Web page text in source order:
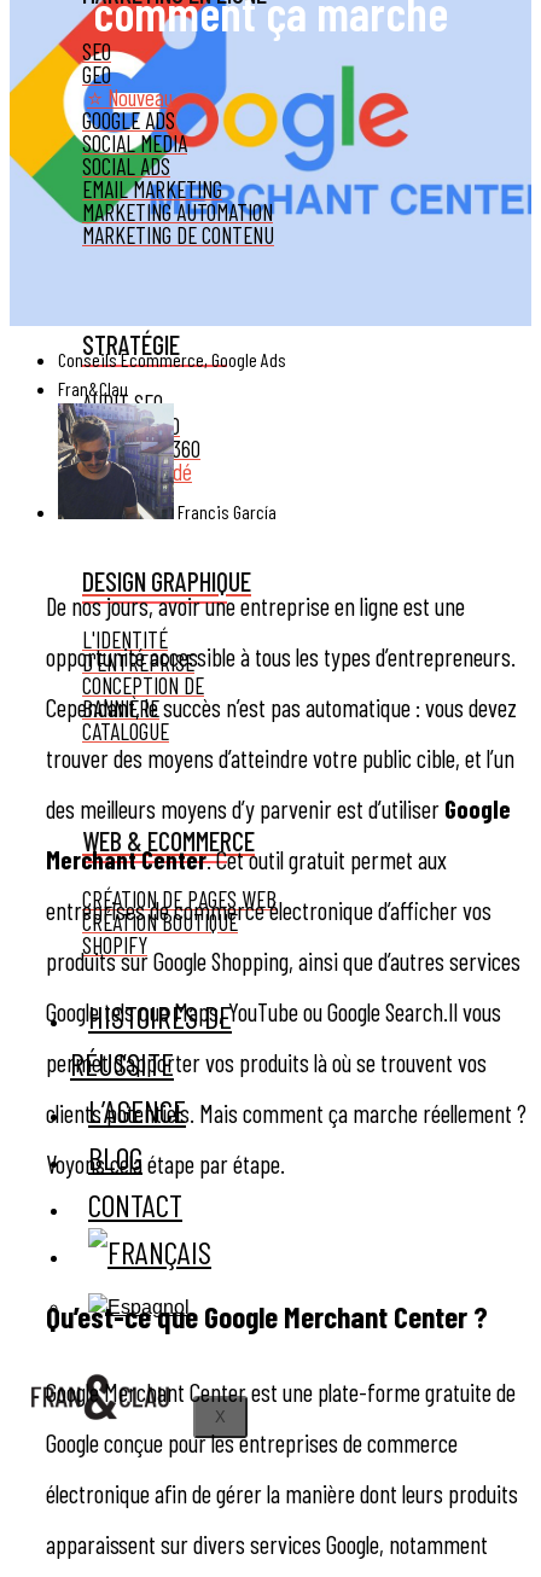
SEO
GEO
⭐ Nouveau
GOOGLE ADS
SOCIAL MEDIA
SOCIAL ADS
EMAIL MARKETING
MARKETING AUTOMATION
MARKETING DE CONTENU
STRATÉGIE
AUDIT SEO
CONSEIL SEO
STRATÉGIE 360
Recommandé
DESIGN GRAPHIQUE
L'IDENTITÉ
D'ENTREPRISE
CONCEPTION DE
BANNIÈRE
CATALOGUE
WEB & ECOMMERCE
CRÉATION DE PAGES WEB
CRÉATION BOUTIQUE
SHOPIFY
HISTOIRES DE
RÉUSSITE
L’AGENCE
BLOG
CONTACT
X
comment ça marche
Conseils Ecommerce,Google Ads
Fran&Clau
Francis García
De nos jours, avoir une entreprise en ligne est une
opportunité accessible à tous les types d’entrepreneurs.
Cependant, le succès n’est pas automatique : vous devez
trouver des moyens d’atteindre votre public cible, et l’un
des meilleurs moyens d’y parvenir est d’utiliser Google
Merchant Center. Cet outil gratuit permet aux
entreprises de commerce électronique d’afficher vos
produits sur Google Shopping, ainsi que d’autres services
Google tels que Maps, YouTube ou Google Search.Il vous
permet d’apporter vos produits là où se trouvent vos
clients potentiels. Mais comment ça marche réellement ?
Voyons cela étape par étape.
Qu’est-ce que Google Merchant Center ?
Google Merchant Center est une plate-forme gratuite de
Google conçue pour les entreprises de commerce
électronique afin de gérer la manière dont leurs produits
apparaissent sur divers services Google, notamment